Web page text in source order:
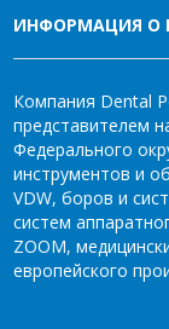
ИНФОРМАЦИЯ О
Компания Dental
представителем
Федерального
инструментов и
VDW, боров и
систем
ZOOM,
европейского